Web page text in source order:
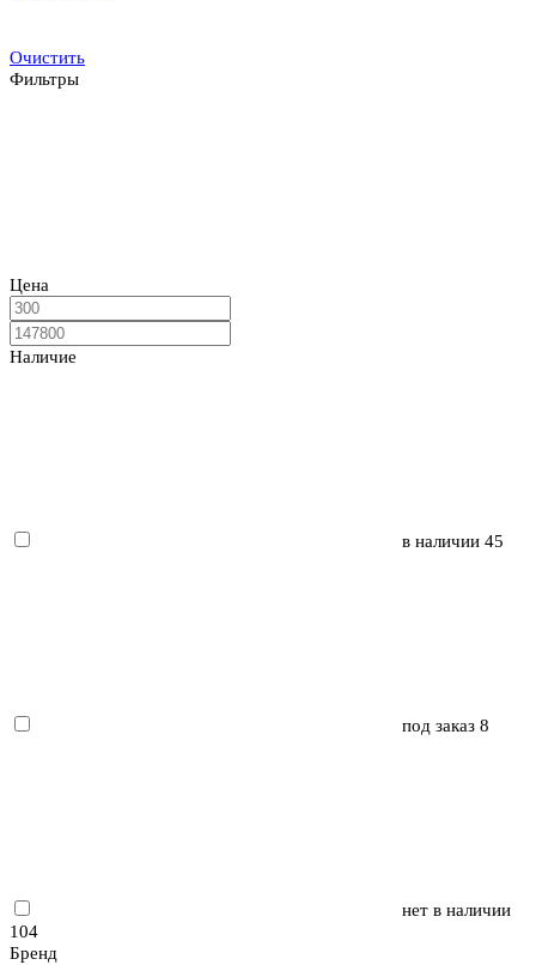
Очистить
Фильтры
Цена
Наличие
в наличии 45
под заказ 8
нет в наличии
104
Бренд